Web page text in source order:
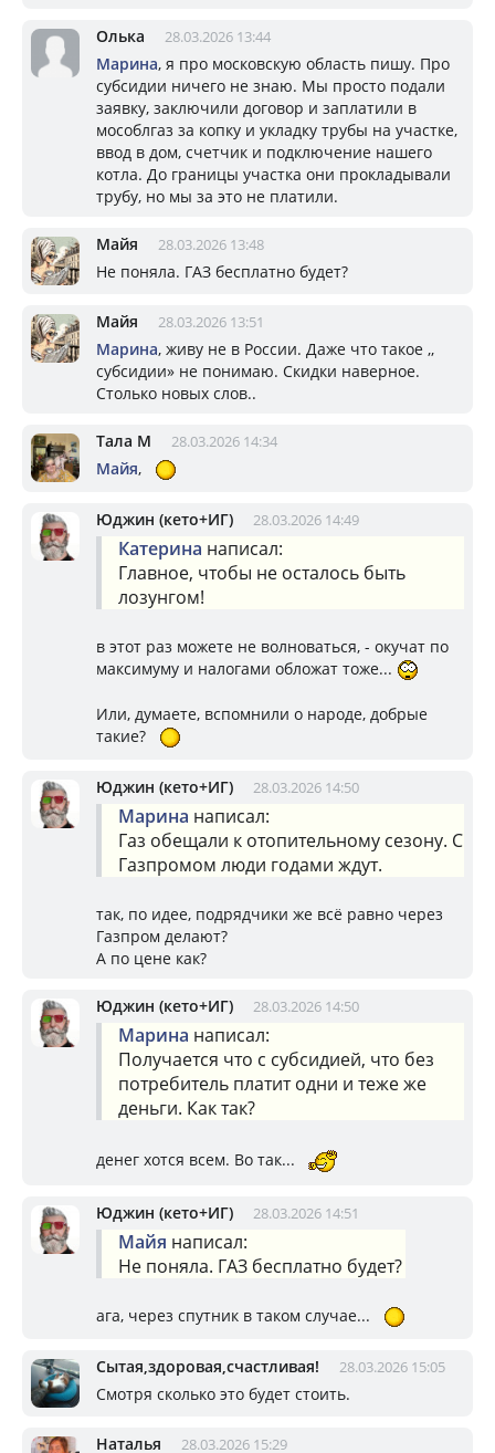
Олька 28.03.2026 13:44
Марина, я про московскую область пишу. Про
субсидии ничего не знаю. Мы просто подали
заявку, заключили договор и заплатили в
мособлгаз за копку и укладку трубы на участке,
ввод в дом, счетчик и подключение нашего
котла. До границы участка они прокладывали
трубу, но мы за это не платили.
Майя 28.03.2026 13:48
Не поняла. ГАЗ бесплатно будет?
Майя 28.03.2026 13:51
Марина, живу не в России. Даже что такое ,,
субсидии» не понимаю. Скидки наверное.
Столько новых слов..
Тала М 28.03.2026 14:34
Майя,
Юджин (кето+ИГ) 28.03.2026 14:49
Катерина написал:
Главное, чтобы не осталось быть
лозунгом!
в этот раз можете не волноваться, - окучат по
максимуму и налогами обложат тоже...
Или, думаете, вспомнили о народе, добрые
такие?
Юджин (кето+ИГ) 28.03.2026 14:50
Марина написал:
Газ обещали к отопительному сезону. С
Газпромом люди годами ждут.
так, по идее, подрядчики же всё равно через
Газпром делают?
А по цене как?
Юджин (кето+ИГ) 28.03.2026 14:50
Марина написал:
Получается что с субсидией, что без
потребитель платит одни и теже же
деньги. Как так?
денег хотся всем. Во так...
Юджин (кето+ИГ) 28.03.2026 14:51
Майя написал:
Не поняла. ГАЗ бесплатно будет?
ага, через спутник в таком случае...
Сытая,здоровая,счастливая! 28.03.2026 15:05
Смотря сколько это будет стоить.
Наталья 28.03.2026 15:29